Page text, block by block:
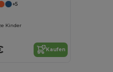
+5
Kinder
Kaufen